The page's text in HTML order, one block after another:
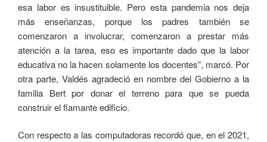
esa labor es insustituible. Pero esta pandemia nos deja
más enseñanzas, porque los padres también se
comenzaron a involucrar, comenzaron a prestar más
atención a la tarea, eso es importante dado que la labor
educativa no la hacen solamente los docentes”, marcó. Por
otra parte, Valdés agradeció en nombre del Gobierno a la
familia Bert por donar el terreno para que se pueda
construir el flamante edificio.
Con respecto a las computadoras recordó que, en el 2021,